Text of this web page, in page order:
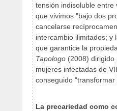
tensión indisoluble
que vivimos "bajo dos
cancelarse
intercambio ilimitados; y
que garantice la
Tapologo (2008) dirigido
mujeres infectadas de
conseguido
La precariedad como